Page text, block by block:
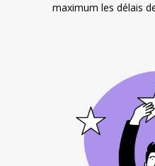
maximum les délais